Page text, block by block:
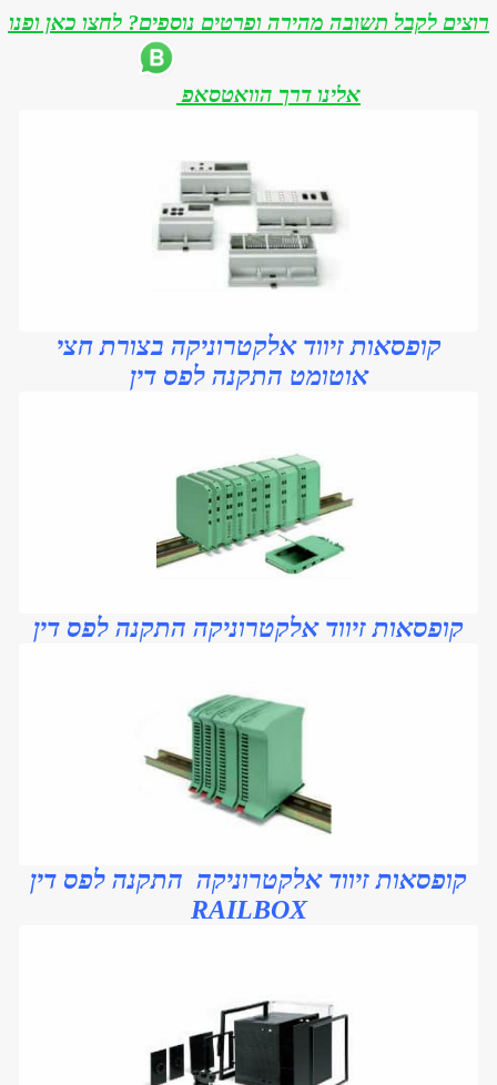
רוצים לקבל תשובה מהירה ופרטים נוספים? לחצו כאן ופנו
אלינו דרך הוואטסאפ
קופסאות זיווד אלקטרוניקה בצורת חצי
אוטומט התקנה לפס דין
קופסאות זיווד אלקטרוניקה התקנה לפס דין
קופסאות זיווד אלקטרוניקה התקנה לפס דין
RAILBOX